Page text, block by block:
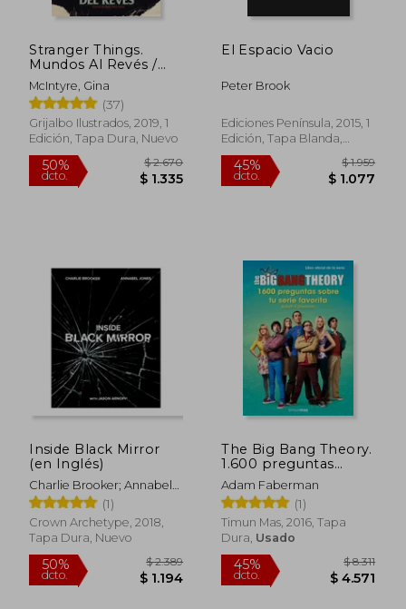
Stranger Things.
Mundos Al Revés /
Stranger Things:
Worlds Turned Upside
Down
McIntyre, Gina
(37)
Grijalbo Ilustrados, 2019, 1
Edición, Tapa Dura, Nuevo
50%
dcto. $ 1.335
El Espacio Vacio
Peter Brook
Ediciones Península, 2015, 1
Edición, Tapa Blanda,
Nuevo
45%
dcto.
Inside Black Mirror
(en Inglés)
Charlie Brooker; Annabel
Jones; Jason Arnopp
(1)
Crown Archetype, 2018,
Tapa Dura, Nuevo
The Big Bang Theory.
1.600 preguntas
sobre tu serie favorita
Adam Faberman
(1)
Timun Mas, 2016, Tapa
Dura, Usado